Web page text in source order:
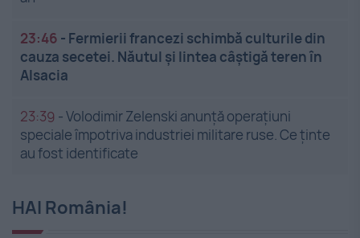
23:46 - Fermierii francezi schimbă culturile din
cauza secetei. Năutul și lintea câștigă teren în
Alsacia
23:39 -Volodimir Zelenski anunță operațiuni
speciale împotriva industriei militare ruse. Ce ținte
au fost identificate
HAI România!